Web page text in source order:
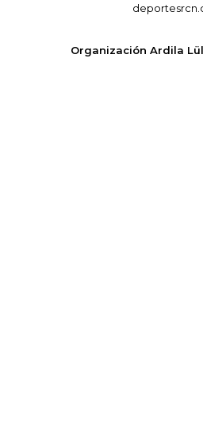
Organización Ardila